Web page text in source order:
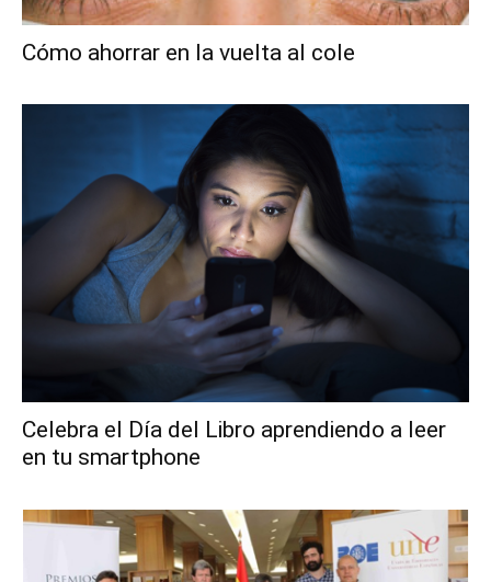
Cómo ahorrar en la vuelta al cole
Celebra el Día del Libro aprendiendo a leer
en tu smartphone